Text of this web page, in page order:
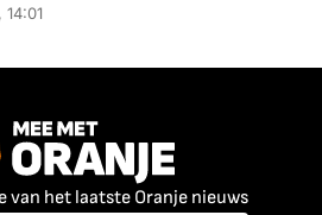
van het laatste Oranje nieuws